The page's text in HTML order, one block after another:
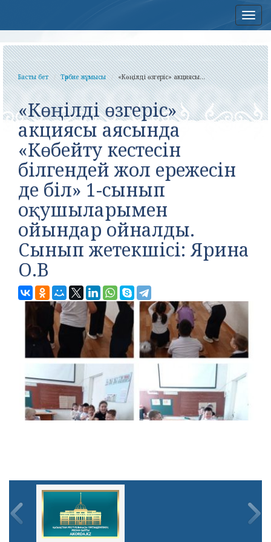
Басты бет Тәрбие жұмысы «Көңілді өзгеріс» акциясы...
«Көңілді өзгеріс»
акциясы аясында
«Көбейту кестесін
білгендей жол ережесін
де біл» 1-сынып
оқушыларымен
ойындар ойналды.
Сынып жетекшісі: Ярина
О.В